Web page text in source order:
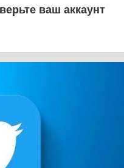
ваш аккаунт